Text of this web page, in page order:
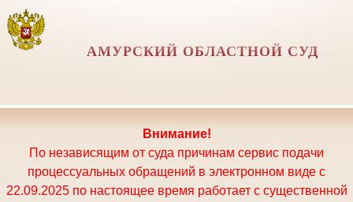
АМУРСКИЙ ОБЛАСТНОЙ СУД
Внимание!
По независящим от суда причинам сервис подачи
процессуальных обращений в электронном виде с
22.09.2025 по настоящее время работает с существенной